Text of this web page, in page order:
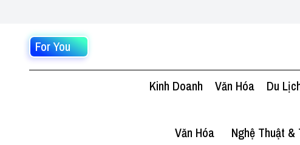
For You
Kinh Doanh Văn Hóa Du
Văn Hóa Nghệ Thuật &